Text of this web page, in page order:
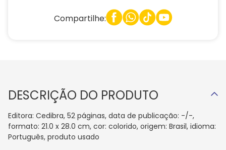
Compartilhe:
DESCRIÇÃO DO PRODUTO
Editora: Cedibra, 52 páginas, data de publicação: -/-,
formato: 21.0 x 28.0 cm, cor: colorido, origem: Brasil, idioma:
Português, produto usado